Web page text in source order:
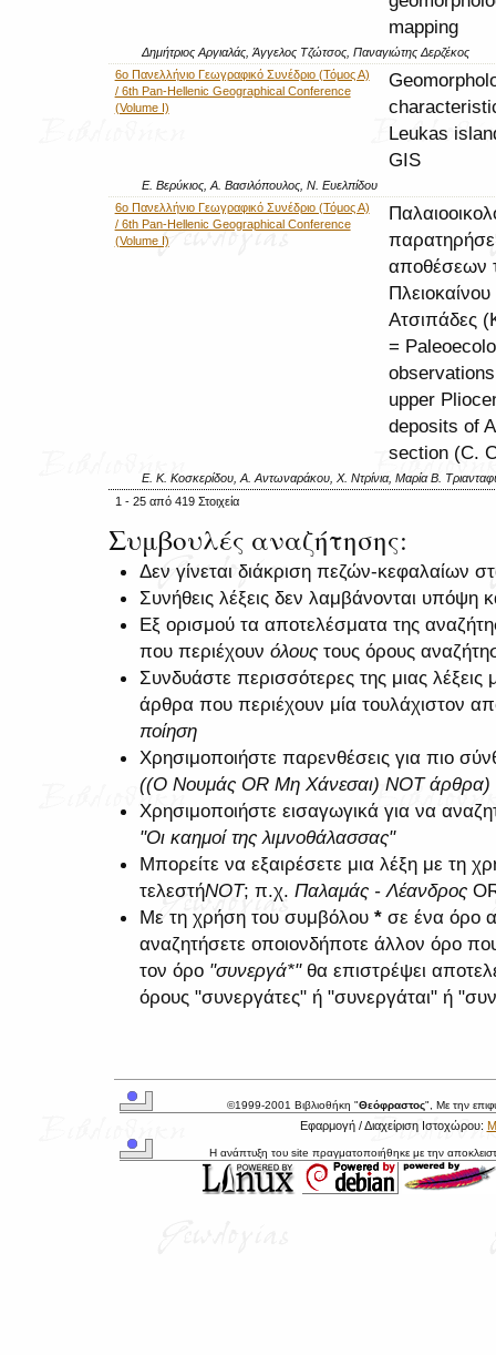
mapping
Δημήτριος Αργιαλάς, Άγγελος Τζώτσος, Παναγιώτης Δερζέκος
6ο Πανελλήνιο Γεωγραφικό Συνέδριο (Τόμος Α)
/ 6th Pan-Hellenic Geographical Conference
(Volume I)
Leukas
GIS
Ε. Βερύκιος, Α. Βασιλόπουλος, Ν. Ευελπίδου
6ο Πανελλήνιο Γεωγραφικό Συνέδριο (Τόμος Α)
/ 6th Pan-Hellenic Geographical Conference
(Volume I)
αποθέσεων
Ατσιπάδες
=
upper
deposits of
section (C.
Ε. Κ. Κοσκερίδου, Α. Αντωναράκου, Χ. Ντρίνια, Μαρία Β.
1 - 25 από 419 Στοιχεία
Συμβουλές αναζήτησης:
Δεν γίνεται διάκριση πεζών-κεφαλαίων
Συνήθεις λέξεις δεν λαμβάνονται υπόψη
Εξ ορισμού τα αποτελέσματα της
που περιέχουν όλους τους όρους
Συνδυάστε περισσότερες της μιας λέξεις
άρθρα που περιέχουν μία τουλάχιστον
ποίηση
Χρησιμοποιήστε παρενθέσεις για πιο
((Ο Νουμάς OR Μη Χάνεσαι) NOT άρθρα)
Χρησιμοποιήστε εισαγωγικά για να
"Οι καημοί της λιμνοθάλασσας"
Μπορείτε να εξαιρέσετε μια λέξη με τη
τελεστήNOT; π.χ. Παλαμάς - Λέανδρος
Με τη χρήση του συμβόλου * σε ένα όρο
αναζητήσετε οποιονδήποτε άλλον όρο
τον όρο "συνεργά*"θα επιστρέψει
όρους "συνεργάτες" ή "συνεργάται" ή
©1999-2001 Βιβλιοθήκη "Θεόφραστος", Με την
Εφαρμογή / Διαχείριση Ιστοχώρου:
Η ανάπτυξη του site πραγματοποιήθηκε με την